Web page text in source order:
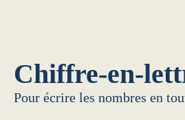
Chiffre-en-
Pour écrire les nombres en